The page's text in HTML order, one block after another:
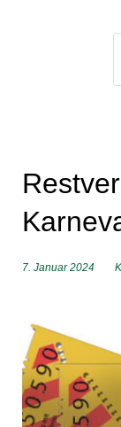
7. Januar 2024